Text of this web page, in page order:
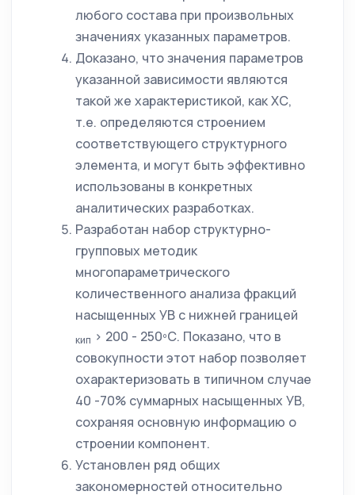
любого состава при произвольных
значениях указанных параметров.
Доказано, что значения параметров
указанной зависимости являются
такой же характеристикой, как ХС,
т.е. определяются строением
соответствующего структурного
элемента, и могут быть эффективно
использованы в конкретных
аналитических разработках.
Разработан набор структурно-
групповых методик
многопараметрического
количественного анализа фракций
насыщенных УВ с нижней границей
кип > 200 - 250ºС. Показано, что в
совокупности этот набор позволяет
охарактеризовать в типичном случае
40 -70% суммарных насыщенных УВ,
сохраняя основную информацию о
строении компонент.
Установлен ряд общих
закономерностей относительно